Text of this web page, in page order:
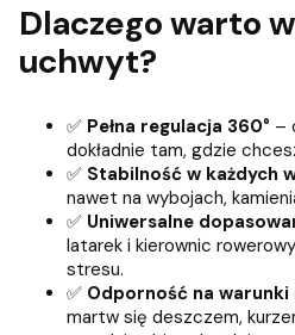
Dlaczego warto
uchwyt?
✅ Pełna regulacja 360° –
dokładnie tam, gdzie
✅ Stabilność w każdych
nawet na wybojach,
✅ Uniwersalne
latarek i kierownic
stresu.
✅ Odporność na
martw się deszczem,